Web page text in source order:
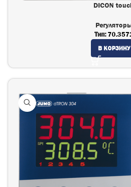
DICON
Тип:
В КОРЗИНУ